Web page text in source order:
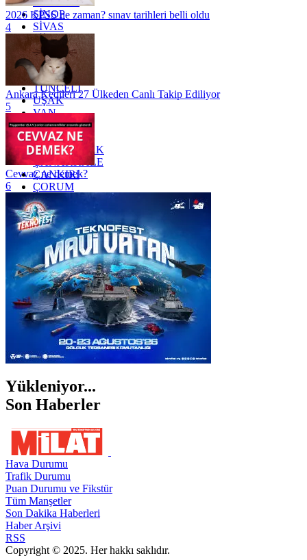
SİNOP
SİVAS
SİİRT
TEKİRDAĞ
TOKAT
TRABZON
TUNCELİ
UŞAK
VAN
YALOVA
YOZGAT
ZONGULDAK
ÇANAKKALE
ÇANKIRI
ÇORUM
İSTANBUL
İZMİR
ŞANLIURFA
ŞIRNAK
2026 KPSS ne zaman? sınav tarihleri belli oldu
4
Ankara Kedileri 27 Ülkeden Canlı Takip Ediliyor
5
Cevvaz ne demek?
6
Yükleniyor...
Son Haberler
Hava Durumu
Trafik Durumu
Puan Durumu ve Fikstür
Tüm Manşetler
Son Dakika Haberleri
Haber Arşivi
RSS
Copyright © 2025. Her hakkı saklıdır.